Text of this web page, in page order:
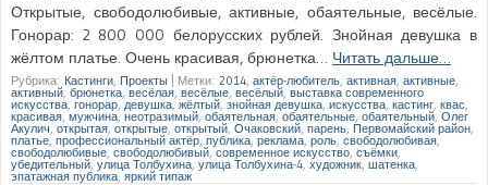
Открытые, свободолюбивые, активные, обаятельные, весёлые.
Гонорар: 2 800 000 белорусских рублей. Знойная девушка в
жёлтом платье. Очень красивая, брюнетка… Читать дальше…
Рубрика: Кастинги Проекты Метки: 2014 актёр-любитель активная активные
активный брюнетка весёлая весёлые весёлый выставка современного
искусства гонорар ,девушка, жёлтый знойная девушка искусства кастинг квас
красивая ,мужчина, неотразимый обаятельная ,обаятельные обаятельный Олег
Акулич открытая открытые открытый Очаковский парень Первомайский район
платье, профессиональный актёр публика реклама роль свободолюбивая,
свободолюбивые свободолюбивый ,современное искусство съёмки
убедительный улица Толбухина улица Толбухина-4 художник шатенка
эпатажная публика ,яркий типаж